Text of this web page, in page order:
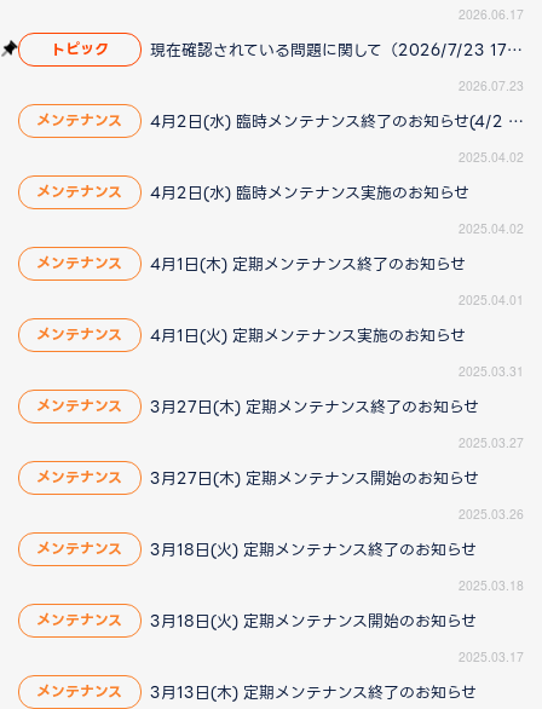
2026.06.17
トピック 現在確認されている問題に関して（2026/7/23 17:00更新）
2026.07.23
メンテナンス 4月2日(水) 臨時メンテナンス終了のお知らせ(4/2 15:20更新)
2025.04.02
メンテナンス 4月2日(水) 臨時メンテナンス実施のお知らせ
2025.04.02
メンテナンス 4月1日(木) 定期メンテナンス終了のお知らせ
2025.04.01
メンテナンス 4月1日(火) 定期メンテナンス実施のお知らせ
2025.03.31
メンテナンス 3月27日(木) 定期メンテナンス終了のお知らせ
2025.03.27
メンテナンス 3月27日(木) 定期メンテナンス開始のお知らせ
2025.03.26
メンテナンス 3月18日(火) 定期メンテナンス終了のお知らせ
2025.03.18
メンテナンス 3月18日(火) 定期メンテナンス開始のお知らせ
2025.03.17
メンテナンス 3月13日(木) 定期メンテナンス終了のお知らせ